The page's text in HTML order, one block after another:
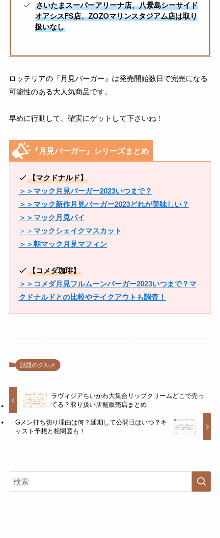
さいたまスーパーアリーナ店、八景島シーサイド
オアシスFS店、ZOZOマリンスタジアム店は取り
扱いなし
ロッテリアの『月見バーガー』は発売開始数日で完売になる
可能性のある大人気商品です。
早めに行動して、確実にゲットして下さいね！
『月見バーガー』シリーズまとめ
【マクドナルド】
＞＞マック月見バーガー2023いつまで？
＞＞マック新作月見バーガー2023どれが美味しい？
＞＞マック月見パイ
＞＞ マックシェイクマスカット
＞＞朝マック月見マフィン
【コメダ珈琲】
＞＞コメダ月見フルムーンバーガー2023いつまで？マ
クドナルドとの比較やテイクアウトも調査！
話題のグルメ
ラヴィジアちいかわ大集合リップクリームどこで売っ
てる？取り扱い店舗販売店まとめ
Gメン打ち切り理由は何？延期して公開日はいつ？キ
ャスト予想と相関図も！